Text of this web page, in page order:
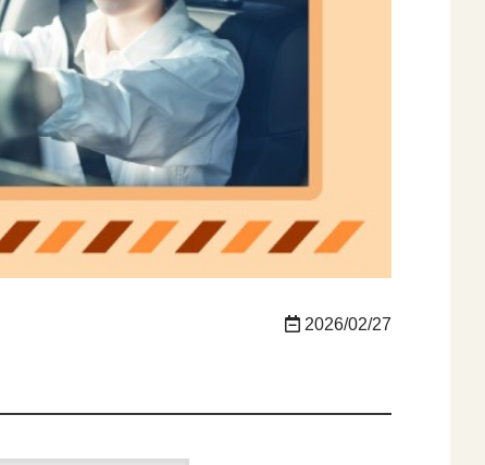
2026/02/27